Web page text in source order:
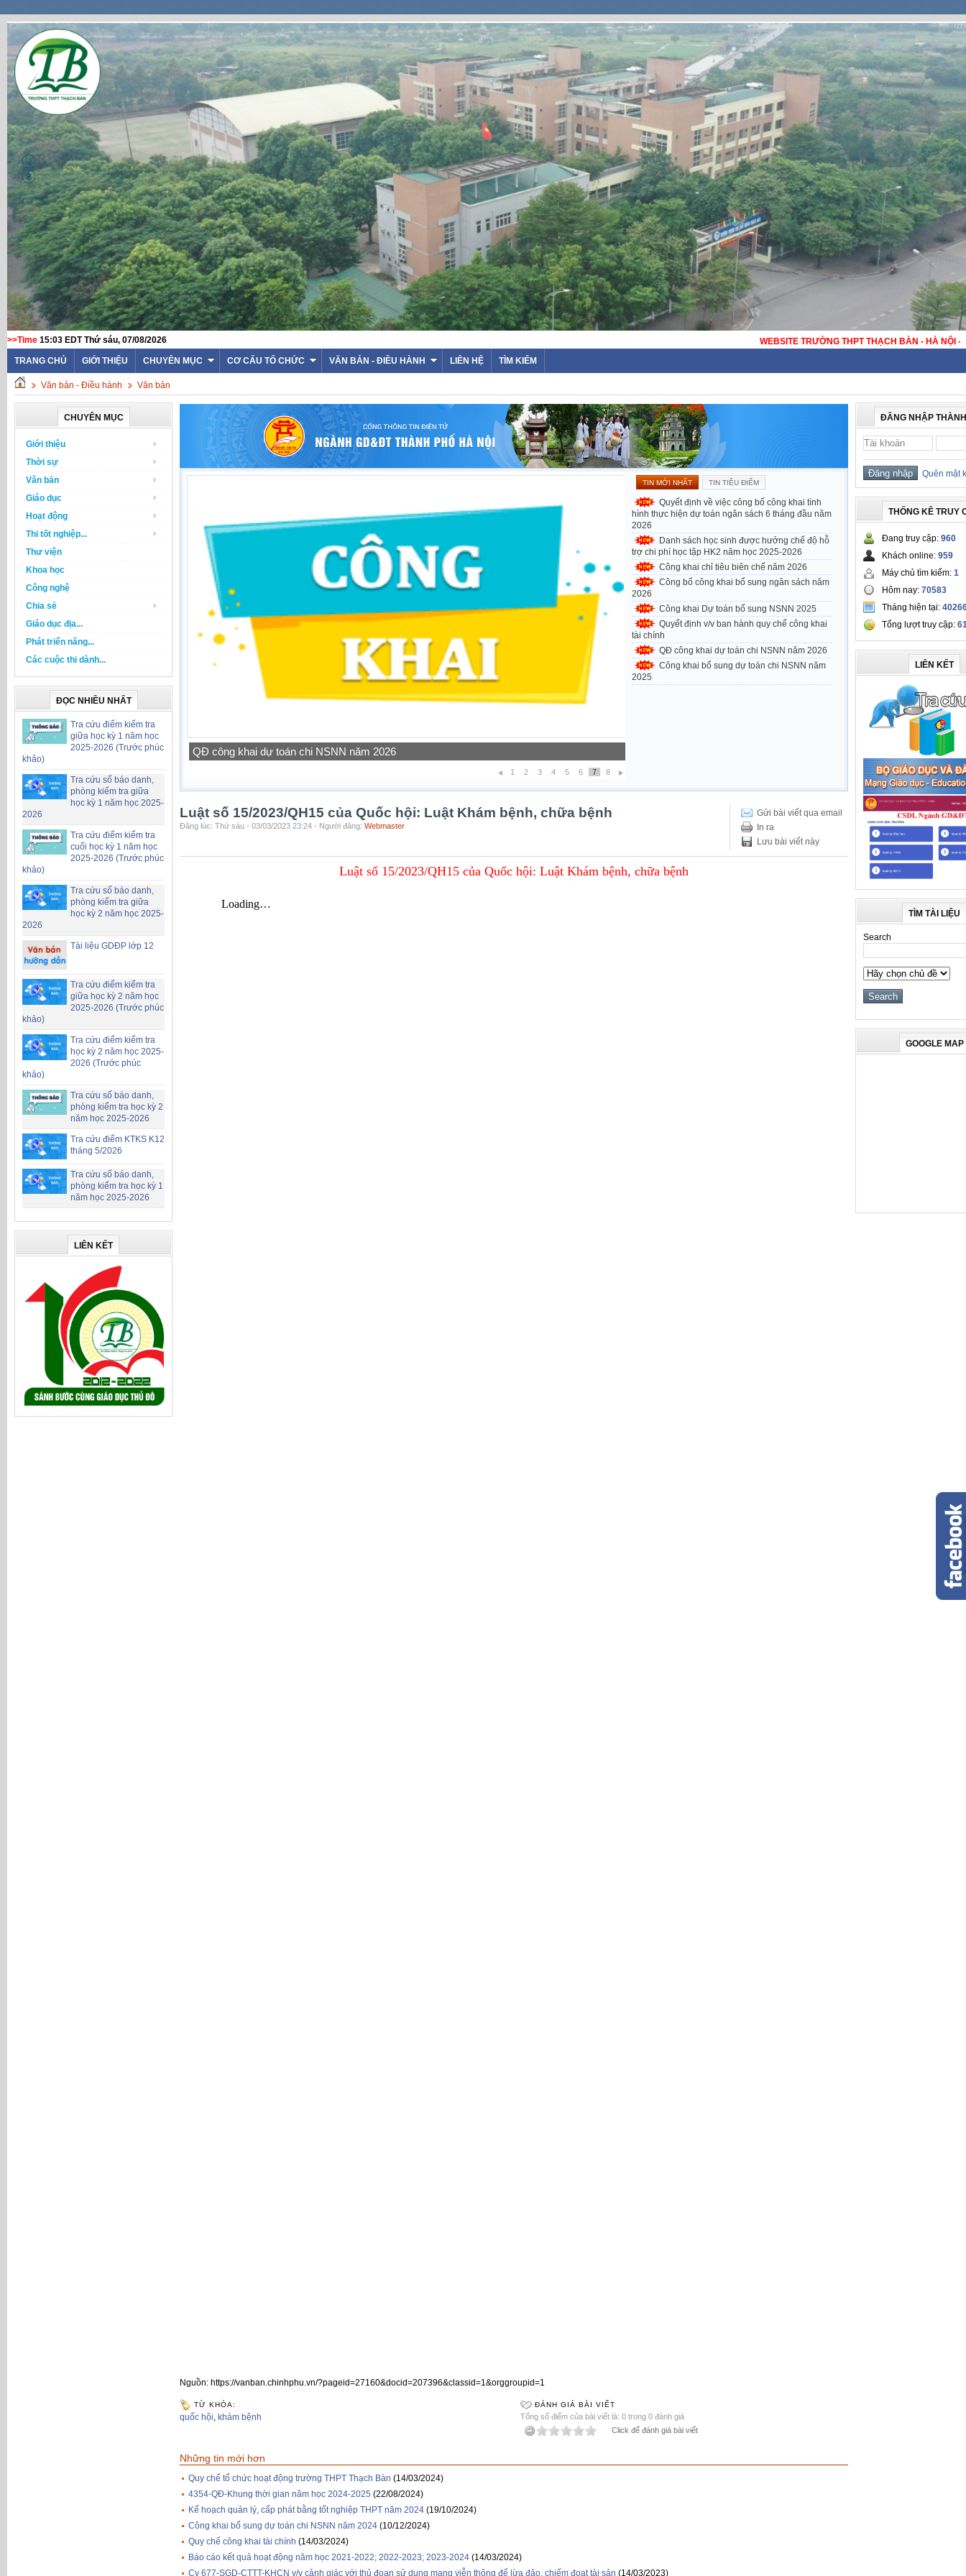
>>Time 15:03 EDT Thứ sáu, 07/08/2026
WEBSITE TRƯỜNG THPT
TRANG CHỦ
GIỚI THIỆU CHUYÊN MỤC CƠ CẤU TỔ CHỨC VĂN BẢN - ĐIỀU HÀNH LIÊN HỆ TÌM KIẾM
Văn bản - Điều hành Văn bản
CHUYÊN MỤC
Giới thiệu
Thời sự
Văn bản
Giáo dục
Hoạt động
Thi tốt nghiệp...
Thư viện
Khoa học
Công nghệ
Chia sẻ
Giáo dục địa...
Phát triển năng...
Các cuộc thi dành...
ĐỌC NHIỀU NHẤT
Tra cứu điểm kiểm tra
giữa học kỳ 1 năm học
2025-2026 (Trước phúc
khảo)
Tra cứu số báo danh,
phòng kiểm tra giữa
học kỳ 1 năm học 2025-
2026
Tra cứu điểm kiểm tra
cuối học kỳ 1 năm học
2025-2026 (Trước phúc
khảo)
Tra cứu số báo danh,
phòng kiểm tra giữa
học kỳ 2 năm học 2025-
2026
Tài liệu GDĐP lớp 12
Tra cứu điểm kiểm tra
giữa học kỳ 2 năm học
2025-2026 (Trước phúc
khảo)
Tra cứu điểm kiểm tra
học kỳ 2 năm học 2025-
2026 (Trước phúc
khảo)
Tra cứu số báo danh,
phòng kiểm tra học kỳ 2
năm học 2025-2026
Tra cứu điểm KTKS K12
tháng 5/2026
Tra cứu số báo danh,
phòng kiểm tra học kỳ 1
năm học 2025-2026
LIÊN KẾT
QĐ công khai dự toán chi NSNN năm 2026
1 2 3 4 5 6 7 8
TIN MỚI NHẤT TIN TIÊU ĐIỂM
Quyết định về việc công bố công khai tình
hình thực hiện dự toán ngân sách 6 tháng đầu năm
2026
Danh sách học sinh được hưởng chế độ hỗ
trợ chi phí học tập HK2 năm học 2025-2026
Công khai chỉ tiêu biên chế năm 2026
Công bố công khai bổ sung ngân sách năm
2026
Công khai Dự toán bổ sung NSNN 2025
Quyết định v/v ban hành quy chế công khai
tài chính
QĐ công khai dự toán chi NSNN năm 2026
Công khai bổ sung dự toán chi NSNN năm
2025
Gửi bài viết qua email
In ra
Lưu bài viết này
Luật số 15/2023/QH15 của Quốc hội: Luật Khám bệnh, chữa bệnh
Đăng lúc: Thứ sáu - 03/03/2023 23:24 - Người đăng: Webmaster
Luật số 15/2023/QH15 của Quốc hội: Luật Khám bệnh, chữa bệnh
Nguồn: https://vanban.chinhphu.vn/?pageid=27160&docid=207396&classid=1&orggroupid=1
TỪ KHÓA:
quốc hội, khám bệnh
ĐÁNH GIÁ BÀI VIẾT
Tổng số điểm của bài viết là: 0 trong 0 đánh giá
Click để đánh giá bài viết
Những tin mới hơn
Quy chế tổ chức hoạt động trường THPT Thạch Bàn (14/03/2024)
4354-QĐ-Khung thời gian năm học 2024-2025 (22/08/2024)
Kế hoạch quản lý, cấp phát bằng tốt nghiệp THPT năm 2024 (19/10/2024)
Công khai bổ sung dự toán chi NSNN năm 2024 (10/12/2024)
Quy chế công khai tài chính (14/03/2024)
Báo cáo kết quả hoạt động năm học 2021-2022; 2022-2023; 2023-2024 (14/03/2024)
Cv 677-SGD-CTTT-KHCN v/v cảnh giác với thủ đoạn sử dụng mạng viễn thông để lừa đảo, chiếm đoạt tài sản (14/03/2023)
ĐĂNG NHẬP
Quên mật
THỐNG KÊ TRUY
Đang truy cập: 960
Khách online: 959
Máy chủ tìm kiếm: 1
Hôm nay: 70583
Tháng hiện tại:
Tổng lượt truy cập:
LIÊN KẾT
TÌM TÀI LIỆU
Search
GOOGLE MAP